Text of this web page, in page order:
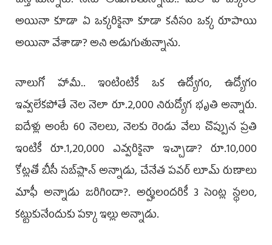
అయినా కూడా ఏ ఒక్కరికైనా కూడా కనీసం ఒక్క రూపాయి
అయినా వేశాడా? అని అడుగుతున్నాను.
నాలుగో హామీ.. ఇంటింటికీ ఒక ఉద్యోగం, ఉద్యోగం
ఇవ్వలేకపోతే నెల నెలా రూ.2,000 నిరుద్యోగ భృతి అన్నారు.
ఐదేళ్లు అంటే 60 నెలలు, నెలకు రెండు వేలు చొప్పున ప్రతి
ఇంటికీ రూ.1,20,000 ఎవ్వరికైనా ఇచ్చాడా? రూ.10,000
కోట్లతో బీసీ సబ్‌ప్లాన్‌ అన్నాడు, చేనేత పవర్‌ లూమ్‌ రుణాలు
మాఫీ అన్నాడు జరిగిందా?. అర్హులందరికీ 3 సెంట్ల స్థలం,
కట్టుకునేందుకు పక్కా ఇల్లు అన్నాడు.